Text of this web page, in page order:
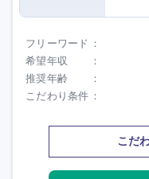
フリーワード
希望年収
推奨年齢
こだわり条件
こだ